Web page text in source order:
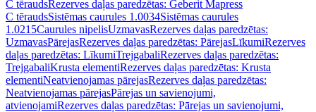
C tēraudsRezerves daļas paredzētas: Geberit Mapress
C tēraudsSistēmas caurules 1.0034Sistēmas caurules
1.0215Caurules nipelisUzmavasRezerves daļas paredzētas:
UzmavasPārejasRezerves daļas paredzētas: PārejasLīkumiRezerves
daļas paredzētas: LīkumiTrejgabaliRezerves daļas paredzētas:
TrejgabaliKrusta elementiRezerves daļas paredzētas: Krusta
elementiNeatvienojamas pārejasRezerves daļas paredzētas:
Neatvienojamas pārejasPārejas un savienojumi,
atvienojamiRezerves daļas paredzētas: Pārejas un savienojumi,